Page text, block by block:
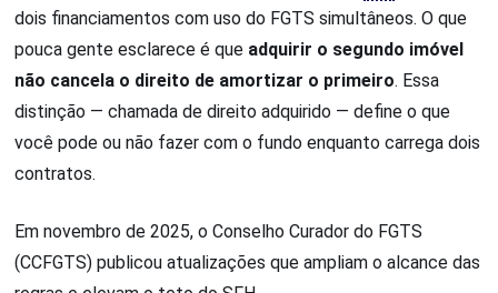
dois financiamentos com uso do FGTS simultâneos. O que
pouca gente esclarece é que adquirir o segundo imóvel
não cancela o direito de amortizar o primeiro. Essa
distinção — chamada de direito adquirido — define o que
você pode ou não fazer com o fundo enquanto carrega dois
contratos.
Em novembro de 2025, o Conselho Curador do FGTS
(CCFGTS) publicou atualizações que ampliam o alcance das